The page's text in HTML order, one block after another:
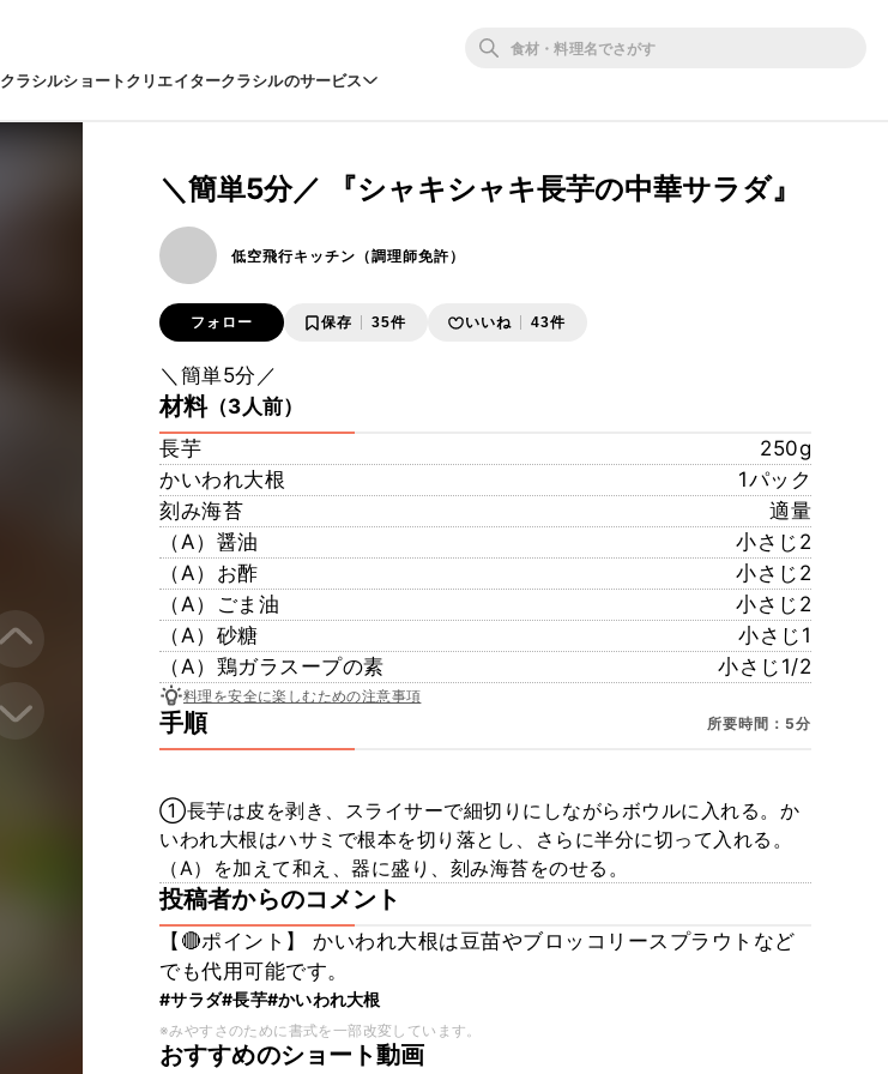
クラシルショートクリエイタークラシルのサービス
＼簡単5分／ 『シャキシャキ長芋の中華サラダ』
低空飛行キッチン（調理師免許）
フォロー 保存 35件 いいね 43件
＼簡単5分／
材料（3人前）
長芋
250g
かいわれ大根
1パック
刻み海苔
適量
（A）醤油
小さじ2
（A）お酢
小さじ2
（A）ごま油
小さじ2
（A）砂糖
小さじ1
（A）鶏ガラスープの素
小さじ1/2
料理を安全に楽しむための注意事項
手順 所要時間：5分
①長芋は皮を剥き、スライサーで細切りにしながらボウルに入れる。か
いわれ大根はハサミで根本を切り落とし、さらに半分に切って入れる。
（A）を加えて和え、器に盛り、刻み海苔をのせる。
投稿者からのコメント
【🔴ポイント】 かいわれ大根は豆苗やブロッコリースプラウトなど
でも代用可能です。
#サラダ#長芋#かいわれ大根
※みやすさのために書式を一部改変しています。
おすすめのショート動画